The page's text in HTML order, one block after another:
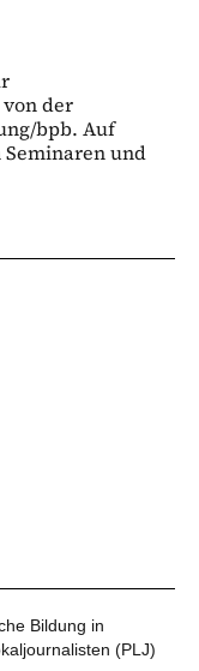
der
bpb. Auf
und
Bildung in
(PLJ)